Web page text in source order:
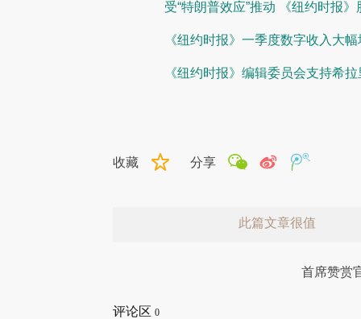
受“特朗普效应”推动 《纽约时报
《纽约时报》一季度数字收入大
《纽约时报》编辑委员会支持希
收藏 分享
此篇文章很值
首席赞赏
评论区 0